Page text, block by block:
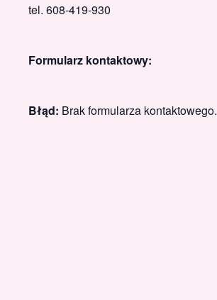
tel. 608-419-930
Formularz kontaktowy:
Błąd: Brak formularza kontaktowego.